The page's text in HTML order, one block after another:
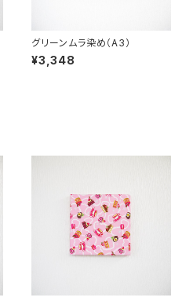
グリーンムラ染め（A3）
¥3,348